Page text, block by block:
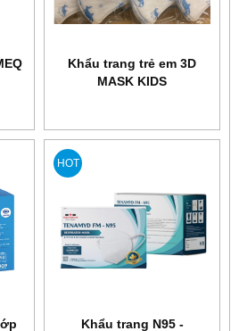
Khẩu trang trẻ em 3D
MASK KIDS
HOT
Khẩu trang N95 -